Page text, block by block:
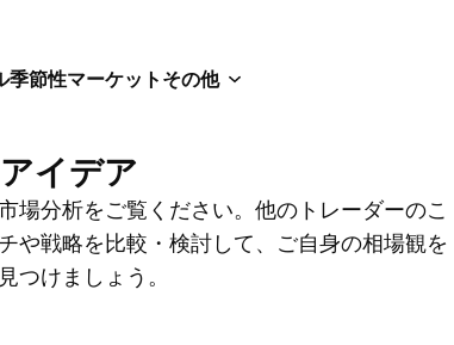
季節性マーケット その他
イデア
場分析をご覧ください。他のトレーダーのこ
や戦略を比較・検討して、ご自身の相場観を
つけましょう。